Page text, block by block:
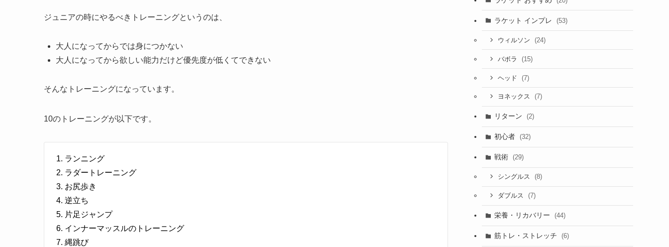
ジュニアの時にやるべきトレーニングというのは、
大人になってからでは身につかない
大人になってから欲しい能力だけど優先度が低くてできない
そんなトレーニングになっています。
10のトレーニングが以下です。
ランニング
ラダートレーニング
お尻歩き
逆立ち
片足ジャンプ
インナーマッスルのトレーニング
縄跳び
ラケット インプレ (53)
ウィルソン (24)
バボラ (15)
ヘッド (7)
ヨネックス (7)
リターン (2)
初心者 (32)
戦術 (29)
シングルス (8)
ダブルス (7)
栄養・リカバリー (44)
筋トレ・ストレッチ (6)